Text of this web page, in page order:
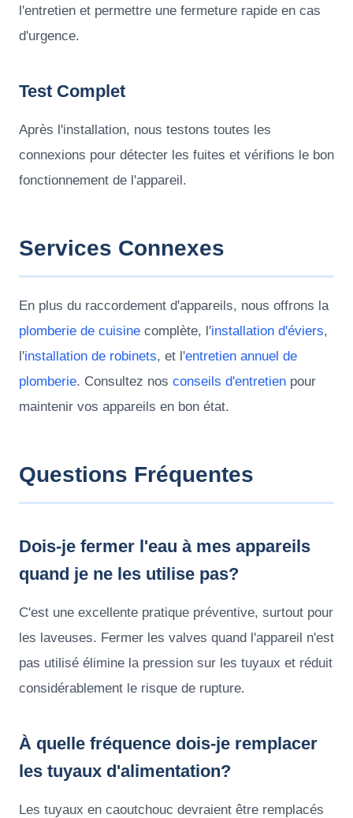
l'entretien et permettre une fermeture rapide en cas
d'urgence.
Test Complet
Après l'installation, nous testons toutes les
connexions pour détecter les fuites et vérifions le bon
fonctionnement de l'appareil.
Services Connexes
En plus du raccordement d'appareils, nous offrons la
plomberie de cuisine complète, l'installation d'éviers,
l'installation de robinets, et l'entretien annuel de
plomberie. Consultez nos conseils d'entretien pour
maintenir vos appareils en bon état.
Questions Fréquentes
Dois-je fermer l'eau à mes appareils
quand je ne les utilise pas?
C'est une excellente pratique préventive, surtout pour
les laveuses. Fermer les valves quand l'appareil n'est
pas utilisé élimine la pression sur les tuyaux et réduit
considérablement le risque de rupture.
À quelle fréquence dois-je remplacer
les tuyaux d'alimentation?
Les tuyaux en caoutchouc devraient être remplacés